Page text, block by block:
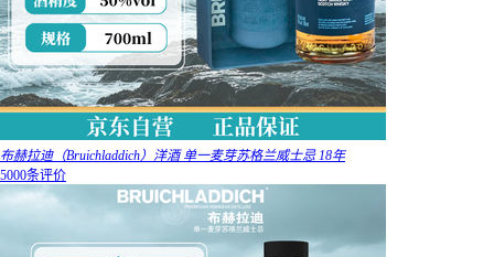
布赫拉迪（Bruichladdich）洋酒 单一麦芽苏格兰威士忌 18年
5000条评价